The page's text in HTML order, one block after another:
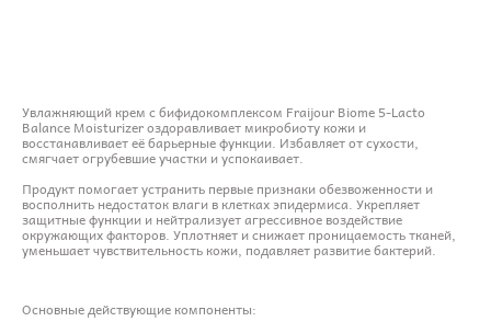
Увлажняющий крем с бифидокомплексом Fraijour Biome 5-Lacto
Balance Moisturizer оздоравливает микробиоту кожи и
восстанавливает её барьерные функции. Избавляет от сухости,
смягчает огрубевшие участки и успокаивает.
Продукт помогает устранить первые признаки обезвоженности и
восполнить недостаток влаги в клетках эпидермиса. Укрепляет
защитные функции и нейтрализует агрессивное воздействие
окружающих факторов. Уплотняет и снижает проницаемость тканей,
уменьшает чувствительность кожи, подавляет развитие бактерий.
Основные действующие компоненты: